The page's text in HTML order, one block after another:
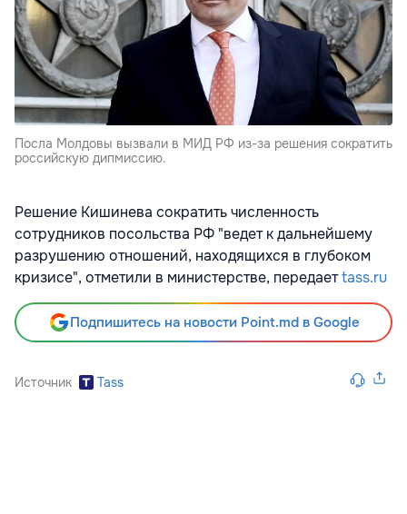
Посла Молдовы вызвали в МИД РФ из-за решения сократить
российскую дипмиссию.
Решение Кишинева сократить численность
сотрудников посольства РФ "ведет к дальнейшему
разрушению отношений, находящихся в глубоком
кризисе", отметили в министерстве, передаетtass.ru
Подпишитесь на новости Point.md в Google
Источник Tass